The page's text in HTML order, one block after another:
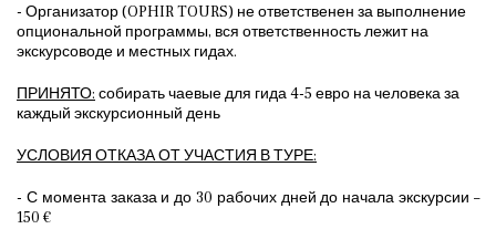
- Организатор (OPHIR TOURS) не ответственен за выполнение
опциональной программы, вся ответственность лежит на
экскурсоводе и местных гидах.
ПРИНЯТО: собирать чаевые для гида 4-5 евро на человека за
каждый экскурсионный день
УСЛОВИЯ ОТКАЗА ОТ УЧАСТИЯ В ТУРЕ:
- С момента заказа и до 30 рабочих дней до начала экскурсии –
150 €